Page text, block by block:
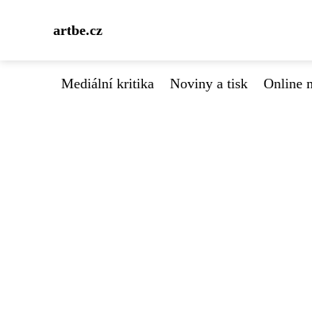
artbe.cz
Mediální kritika Noviny a tisk Online